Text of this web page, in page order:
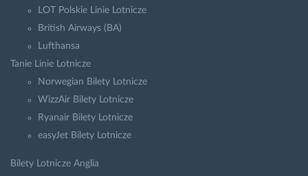
LOT Polskie Linie Lotnicze
British Airways (BA)
Lufthansa
Tanie Linie Lotnicze
Norwegian Bilety Lotnicze
WizzAir Bilety Lotnicze
Ryanair Bilety Lotnicze
easyJet Bilety Lotnicze
Bilety Lotnicze Anglia